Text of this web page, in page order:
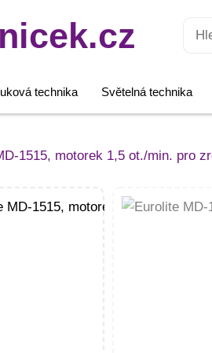
technika Světelná technika